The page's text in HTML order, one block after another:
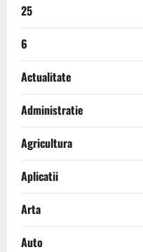
25
6
Actualitate
Administratie
Agricultura
Aplicatii
Arta
Auto